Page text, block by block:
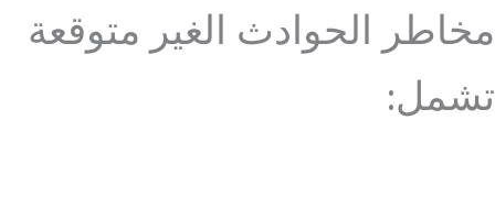
مخاطر الحوادث الغير متوقعة
تشمل: